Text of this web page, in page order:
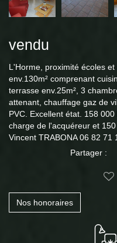
vendu
L'Horme, proximité écoles
env.130m² comprenant
terrasse env.25m², 3
attenant, chauffage gaz de
PVC. Excellent état. 158
charge de l'acquéreur et
Vincent TRABONA 06 82 71
Partager :
Nos honoraires